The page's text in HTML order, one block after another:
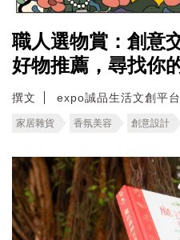
職人選物賞：創意
好物推薦，尋找你
撰文 expo誠品生活文創平台
家居雜貨 香氛美容 創意設計